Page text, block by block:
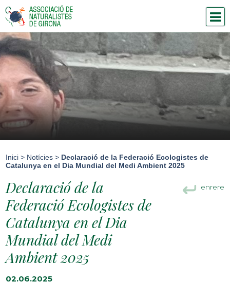
Inici > Notícies > Declaració de la Federació Ecologistes de
Catalunya en el Dia Mundial del Medi Ambient 2025
enrere
Declaració de la
Federació Ecologistes de
Catalunya en el Dia
Mundial del Medi
Ambient 2025
02.06.2025